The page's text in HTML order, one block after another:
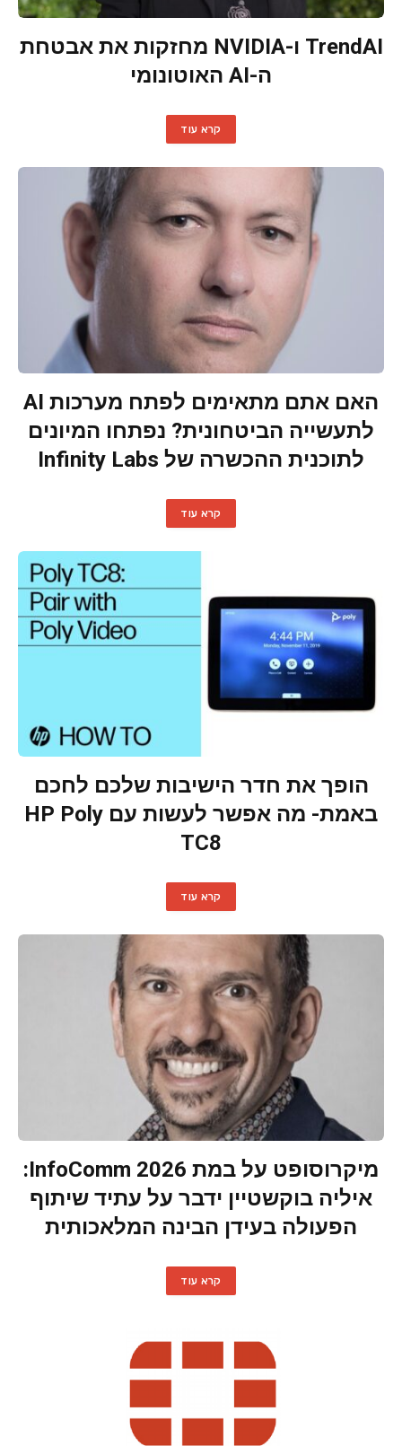
TrendAI ו-NVIDIA מחזקות את אבטחת
ה-AI האוטונומי
קרא עוד
האם אתם מתאימים לפתח מערכות AI
לתעשייה הביטחונית? נפתחו המיונים
לתוכנית ההכשרה של Infinity Labs
קרא עוד
הופך את חדר הישיבות שלכם לחכם
באמת- מה אפשר לעשות עם HP Poly
TC8
קרא עוד
מיקרוסופט על במת InfoComm 2026:
איליה בוקשטיין ידבר על עתיד שיתוף
הפעולה בעידן הבינה המלאכותית
קרא עוד